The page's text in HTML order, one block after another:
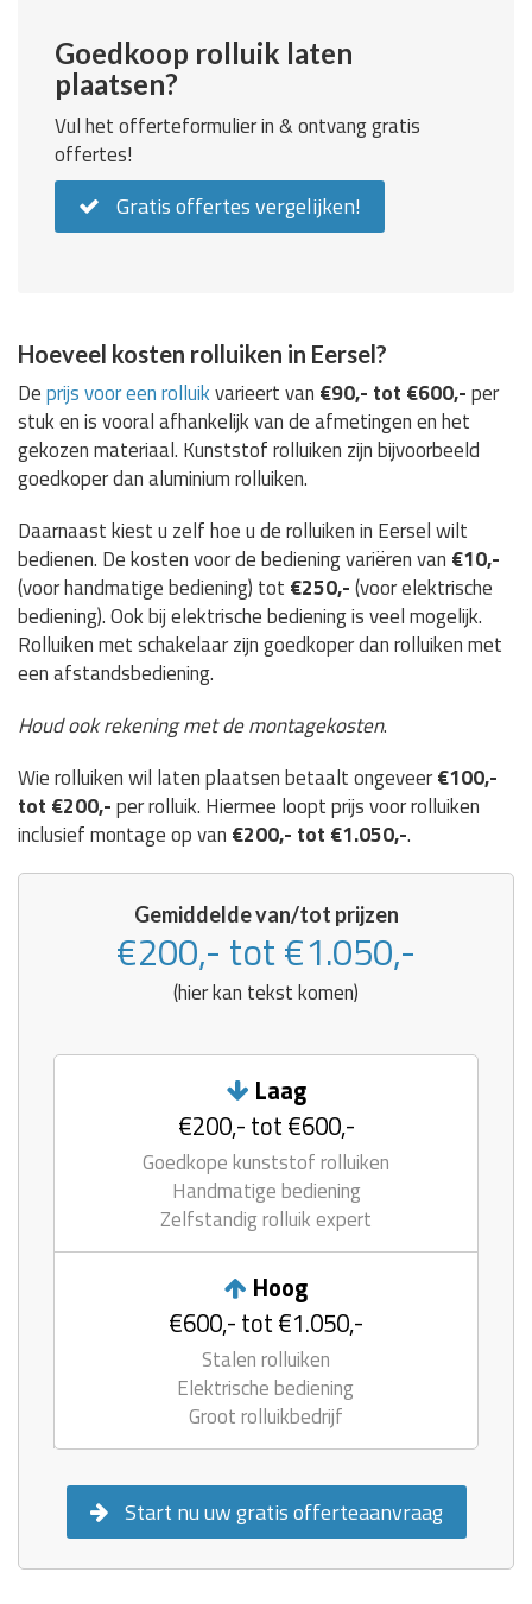
Goedkoop rolluik laten
plaatsen?
Vul het offerteformulier in & ontvang gratis
offertes!
Gratis offertes vergelijken!
Hoeveel kosten rolluiken in Eersel?
Deprijs voor een rolluikvarieert van €90,- tot €600,-per
stuk en is vooral afhankelijk van de afmetingen en het
gekozen materiaal. Kunststof rolluiken zijn bijvoorbeeld
goedkoper dan aluminium rolluiken.
Daarnaast kiest u zelf hoe u de rolluiken in Eersel wilt
bedienen. De kosten voor de bediening variëren van €10,-
(voor handmatige bediening) tot €250,-(voor elektrische
bediening). Ook bij elektrische bediening is veel mogelijk.
Rolluiken met schakelaar zijn goedkoper dan rolluiken met
een afstandsbediening.
Houd ook rekening met de montagekosten.
Wie rolluiken wil laten plaatsen betaalt ongeveer€100,-
tot €200,-per rolluik. Hiermee loopt prijs voor rolluiken
inclusief montage op van €200,- tot €1.050,-.
Gemiddelde van/tot prijzen
€200,- tot €1.050,-
(hier kan tekst komen)
Laag
€200,- tot €600,-
Goedkope kunststof rolluiken
Handmatige bediening
Zelfstandig rolluik expert
Hoog
€600,- tot €1.050,-
Stalen rolluiken
Elektrische bediening
Groot rolluikbedrijf
Start nu uw gratis offerteaanvraag